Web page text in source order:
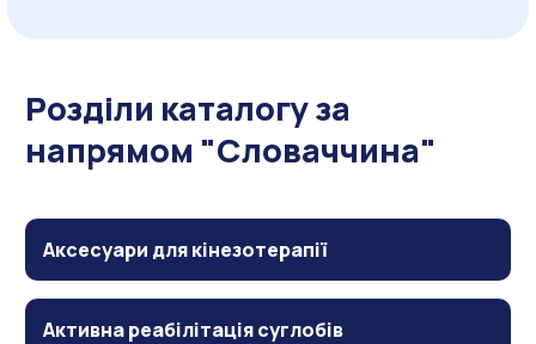
Розділи каталогу за
напрямом "Словаччина"
Аксесуари для кінезотерапії
Активна реабілітація суглобів